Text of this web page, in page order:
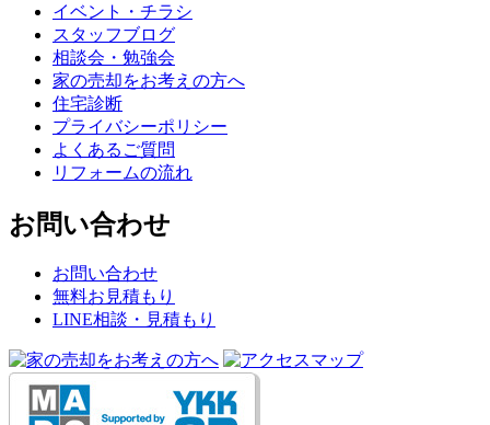
イベント・チラシ
スタッフブログ
相談会・勉強会
家の売却をお考えの方へ
住宅診断
プライバシーポリシー
よくあるご質問
リフォームの流れ
お問い合わせ
お問い合わせ
無料お見積もり
LINE相談・見積もり